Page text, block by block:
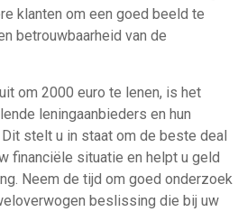
klanten om een goed beeld te
betrouwbaarheid van de
om 2000 euro te lenen, is het
leningaanbieders en hun
stelt u in staat om de beste deal
financiële situatie en helpt u geld
Neem de tijd om goed onderzoek
beslissing die bij uw